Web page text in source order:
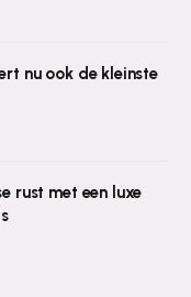
nu ook de kleinste
rust met een luxe